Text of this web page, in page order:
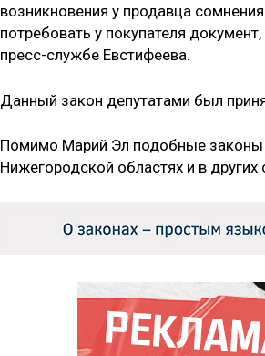
возникновения у продавца
потребовать у покупателя
пресс-службе Евстифеева.
Данный закон депутатами был
Помимо Марий Эл подобные законы
Нижегородской областях и в